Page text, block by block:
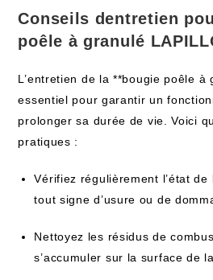
Conseils dentretien
poêle à granulé
L’entretien de la **bougie poêle à
essentiel pour garantir un
prolonger sa durée de vie. Voici
pratiques :
Vérifiez régulièrement l’état
tout signe d’usure ou de
Nettoyez les résidus de
s’accumuler sur la surface de